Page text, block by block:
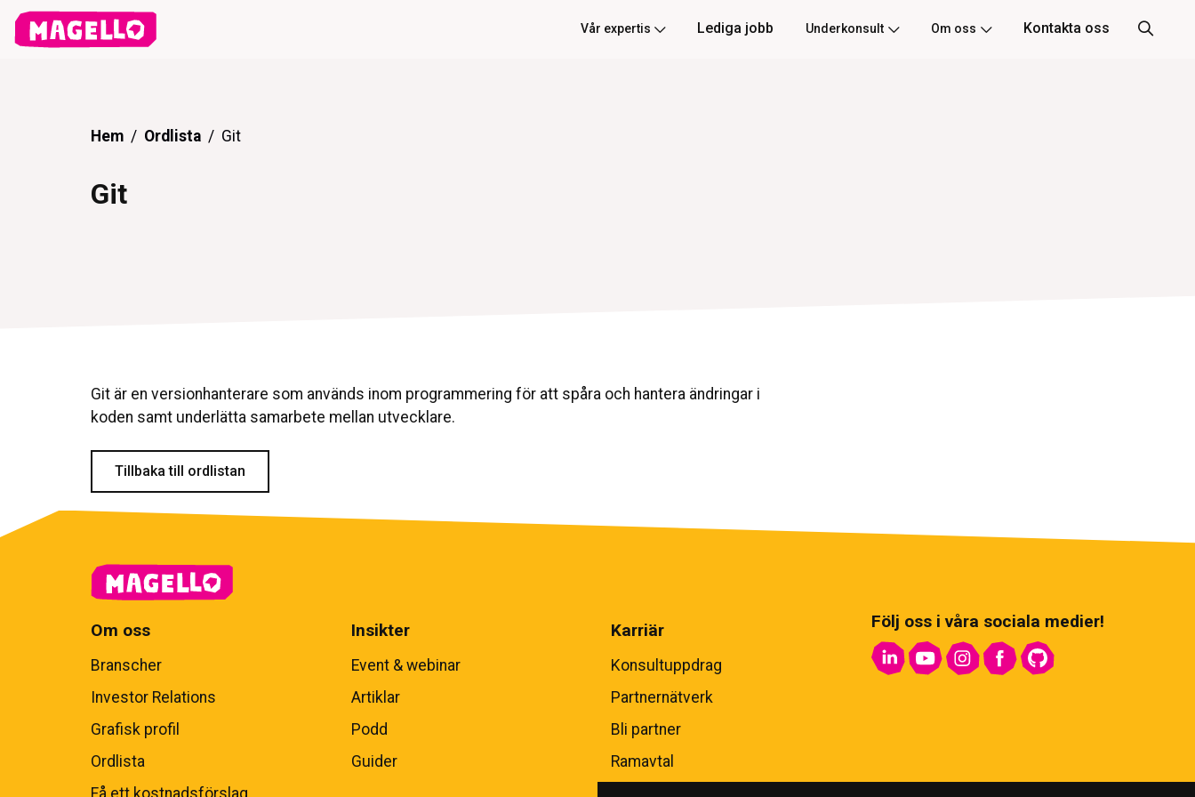
Vår expertis Lediga jobb Underkonsult Om oss Kontakta oss
Hem Ordlista Git
Git
Git är en versionhanterare som används inom programmering för att spåra och hantera ändringar i
koden samt underlätta samarbete mellan utvecklare.
Tillbaka till ordlistan
Om oss
Branscher
Investor Relations
Grafisk profil
Ordlista
Få ett kostnadsförslag
Insikter
Event & webinar
Artiklar
Podd
Guider
Karriär
Konsultuppdrag
Partnernätverk
Bli partner
Ramavtal
Följ oss i våra sociala medier!